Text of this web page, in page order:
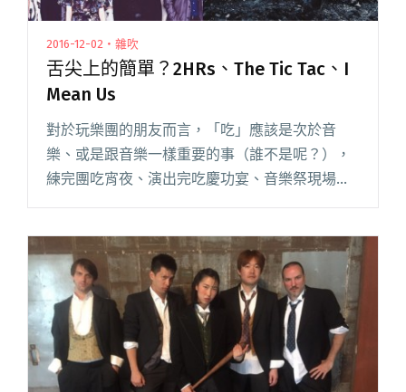
2016-12-02・雜吹
舌尖上的簡單？2HRs、The Tic Tac、I
Mean Us
對於玩樂團的朋友而言，「吃」應該是次於音
樂、或是跟音樂一樣重要的事（誰不是呢？），
練完團吃宵夜、演出完吃慶功宴、音樂祭現場也
絕對少不了「助興果汁」！Blow 這次邀請到參演
全文 "舌尖上的簡單？2HRs、The Tic Tac、I
Mean Us"